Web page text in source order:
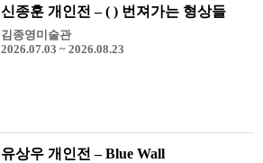
신종훈 개인전 – ( ) 번져가는 형상들
김종영미술관
2026.07.03 ~ 2026.08.23
유상우 개인전 – Blue Wall